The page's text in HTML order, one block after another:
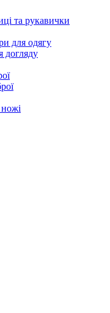
та рукавички
для одягу
догляду